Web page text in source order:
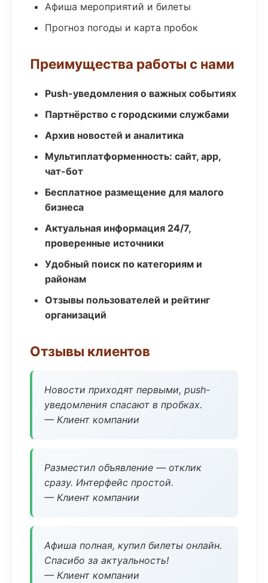
Афиша мероприятий и билеты
Прогноз погоды и карта пробок
Преимущества работы с нами
Push-уведомления о важных событиях
Партнёрство с городскими службами
Архив новостей и аналитика
Мультиплатформенность: сайт, app,
чат-бот
Бесплатное размещение для малого
бизнеса
Актуальная информация 24/7,
проверенные источники
Удобный поиск по категориям и
районам
Отзывы пользователей и рейтинг
организаций
Отзывы клиентов
Новости приходят первыми, push-
уведомления спасают в пробках.
— Клиент компании
Разместил объявление — отклик
сразу. Интерфейс простой.
— Клиент компании
Афиша полная, купил билеты онлайн.
Спасибо за актуальность!
— Клиент компании